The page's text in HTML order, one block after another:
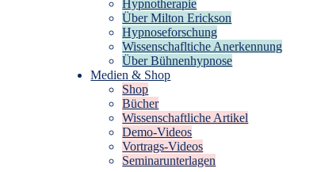
Hypnotherapie
Über Milton Erickson
Hypnoseforschung
Wissenschafltiche Anerkennung
Über Bühnenhypnose
Medien & Shop
Shop
Bücher
Wissenschaftliche Artikel
Demo-Videos
Vortrags-Videos
Seminarunterlagen